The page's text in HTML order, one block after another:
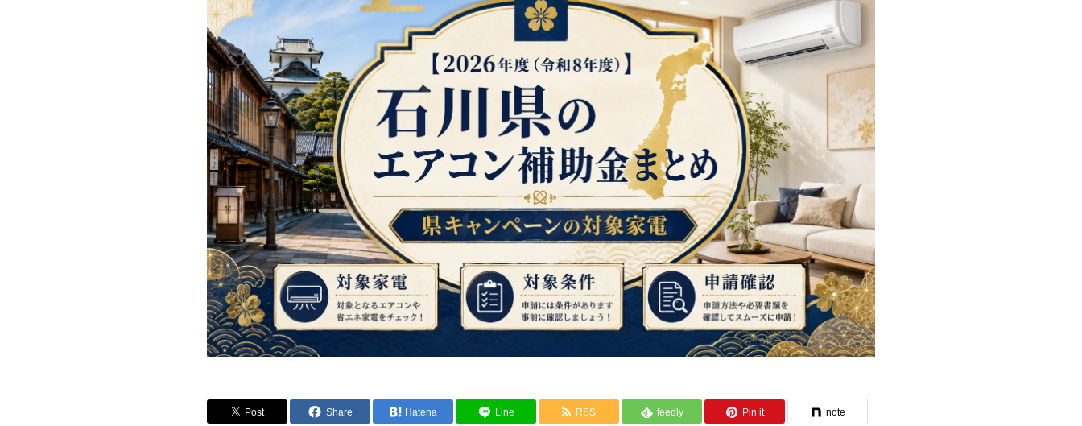
Post Share Hatena Line RSS feedly Pin it note